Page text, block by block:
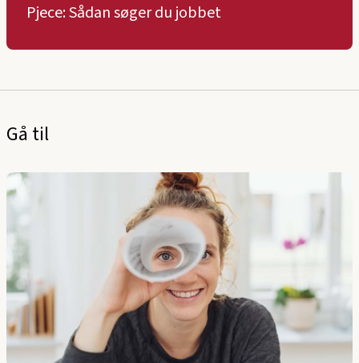
Pjece: Sådan søger du jobbet
Gå til